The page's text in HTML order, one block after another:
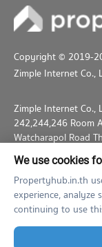
186 properties for rent
Condo for Sale
Condo
PROJECT_COUNT
Condo for Rent
186 properties for
Condo for Sale near
Copyright © 2019-
Zimple Internet Co.,
Zimple Internet Co.,
242,244,246 Room
Watcharapol Road
Bang Khen Bangkok
02-026-3049
Term of Service
Verified by
We use cookies
Propertyhub.in.th
experience,
continuing to use